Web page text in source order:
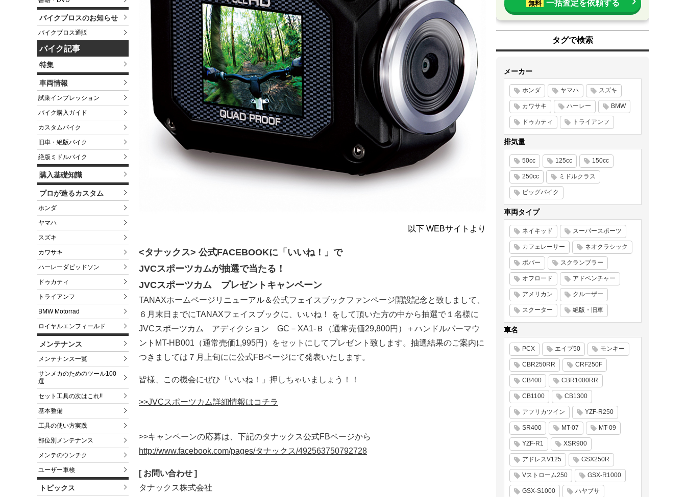
バイクブロスのお知らせ
バイクブロス通販
バイク記事
特集
車両情報
試乗インプレッション
バイク購入ガイド
カスタムバイク
旧車・絶版バイク
絶版ミドルバイク
購入基礎知識
プロが造るカスタム
ホンダ
ヤマハ
スズキ
カワサキ
ハーレーダビッドソン
ドゥカティ
トライアンフ
BMW Motorrad
ロイヤルエンフィールド
メンテナンス
メンテナンス一覧
サンメカのためのツール100
選
セット工具の次はこれ!!
基本整備
工具の使い方実践
部位別メンテナンス
メンテのウンチク
ユーザー車検
トピックス
以下 WEBサイトより
<タナックス> 公式FACEBOOKに「いいね！」で
JVCスポーツカムが抽選で当たる！
JVCスポーツカム プレゼントキャンペーン
TANAXホームページリニューアル＆公式フェイスブックファンページ開設記念と致しまして、
６月末日までにTANAXフェイスブックに、いいね！ をして頂いた方の中から抽選で１名様に
JVCスポーツカム アディクション GC－XA1-Ｂ（通常売価29,800円）＋ハンドルバーマウ
ントMT-HB001（通常売価1,995円）をセットにしてプレゼント致します。抽選結果のご案内に
つきましては７月上旬にに公式FBページにて発表いたします。
皆様、この機会にぜひ「いいね！」押しちゃいましょう！！
>>JVCスポーツカム詳細情報はコチラ
>>キャンペーンの応募は、下記のタナックス公式FBページから
http://www.facebook.com/pages/タナックス/492563750792728
[ お問い合わせ ]
タナックス株式会社
無料 一括査定を依頼する
タグで検索
メーカー
ホンダ ヤマハ スズキ
カワサキ ハーレー BMW
ドゥカティ トライアンフ
排気量
50cc 125cc 150cc
250cc ミドルクラス
ビッグバイク
車両タイプ
ネイキッド スーパースポーツ
カフェレーサー ネオクラシック
ボバー スクランブラー
オフロード アドベンチャー
アメリカン クルーザー
スクーター 絶版・旧車
車名
PCX エイプ50 モンキー
CBR250RR CRF250F
CB400 CBR1000RR
CB1100 CB1300
アフリカツイン YZF-R250
SR400 MT-07 MT-09
YZF-R1 XSR900
アドレスV125 GSX250R
Vストローム250 GSX-R1000
GSX-S1000 ハヤブサ